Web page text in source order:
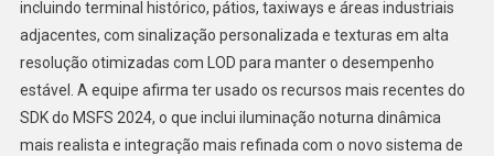
incluindo terminal histórico, pátios, taxiways e áreas industriais
adjacentes, com sinalização personalizada e texturas em alta
resolução otimizadas com LOD para manter o desempenho
estável. A equipe afirma ter usado os recursos mais recentes do
SDK do MSFS 2024, o que inclui iluminação noturna dinâmica
mais realista e integração mais refinada com o novo sistema de